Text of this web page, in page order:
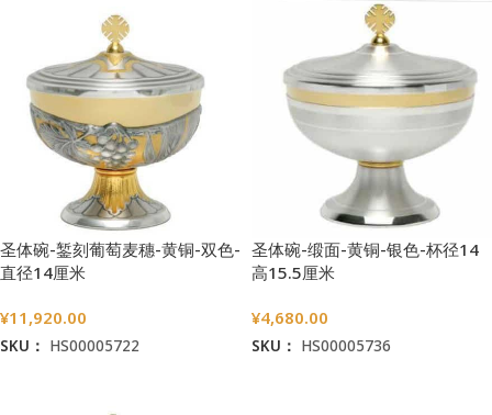
圣体碗-錾刻葡萄麦穗-黄铜-双色-
直径14厘米
¥11,920.00
SKU： HS00005722
圣体碗-缎面-黄铜-银色-杯径14
高15.5厘米
¥4,680.00
SKU： HS00005736